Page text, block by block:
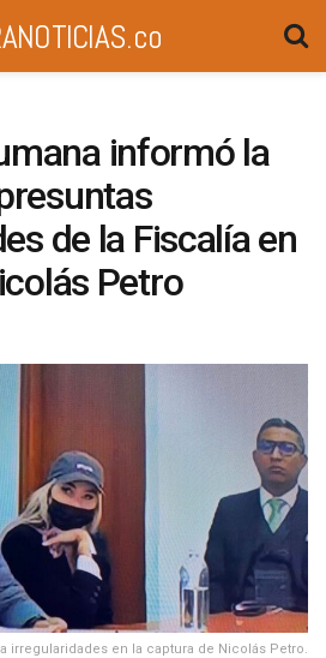
informó la
de la Fiscalía en
Petro
irregularidades en la captura de Nicolás Petro.